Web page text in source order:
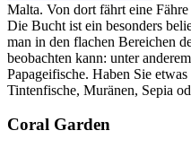
Malta. Von dort fährt eine
Die Bucht ist ein besonders
man in den flachen Bereichen
beobachten kann: unter
Papageifische. Haben Sie
Tintenfische, Muränen, Sepia
Coral Garden